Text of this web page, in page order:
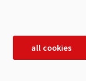
all cookies